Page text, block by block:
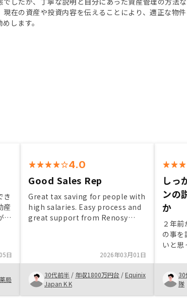
在の資産や投資内容を伝えることにより、適正な物
します。
き
産
あ
日
局
4.0
Good Sales Rep
Great tax saving for people with
high salaries. Easy process and
great support from Renosy
2026年03月01日
30代前半 / 年収1800万円台 /Equinix
Japan K K
しっ
ンの
か
２年
の事を
いと思
今後
理由が
の事
し、
ついて
30
隊